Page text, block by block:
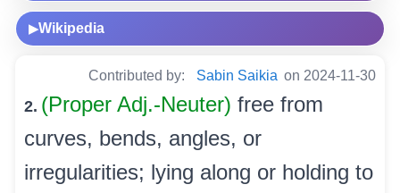
▶Wikipedia
Contributed by: Sabin Saikia on 2024-11-30
2. (Proper Adj.-Neuter) free from
curves, bends, angles, or
irregularities; lying along or holding to